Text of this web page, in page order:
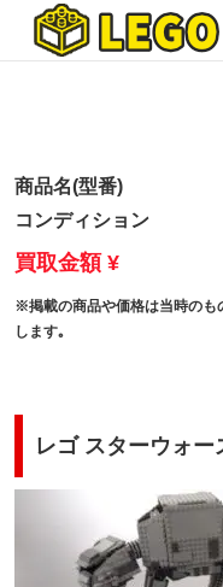
商品名(型番)
コンディション
買取金額 ¥
※掲載の商品や価格は当時のも
します｡
レゴ スターウォ